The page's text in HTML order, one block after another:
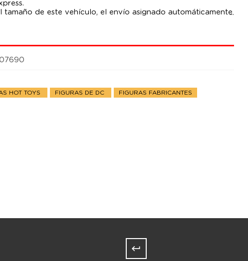
tamaño de este vehículo, el envío asignado automáticamente
viene con muchos accesorios. No incluye figuras.
HOT TOYS FIGURAS DE DC FIGURAS FABRICANTES